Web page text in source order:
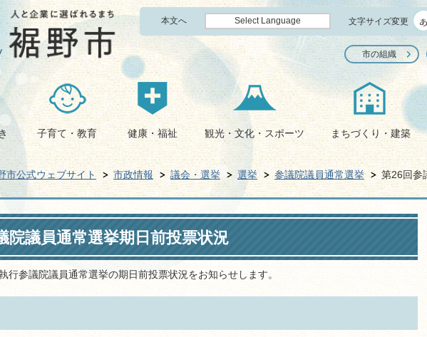
本文へ Select Language 文字サイズ変更
市の組織
子育て・教育 健康・福祉 観光・文化・スポーツ まちづくり・建築
市公式ウェブサイト 市政情報 議会・選挙 選挙 参議院議員通常選挙 第26回参
院議員通常選挙期日前投票状況
行参議院議員通常選挙の期日前投票状況をお知らせします。